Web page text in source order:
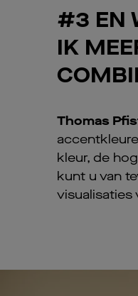
#3 EN
IK
Thomas
kleur, de
kunt u van
visualisaties